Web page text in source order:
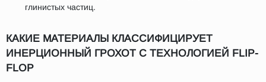
глинистых частиц.
КАКИЕ МАТЕРИАЛЫ КЛАССИФИЦИРУЕТ
ИНЕРЦИОННЫЙ ГРОХОТ С ТЕХНОЛОГИЕЙ FLIP-
FLOP